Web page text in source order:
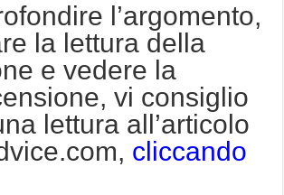
l’argomento,
la lettura della
e vedere la
vi consiglio
lettura all’articolo
cliccando